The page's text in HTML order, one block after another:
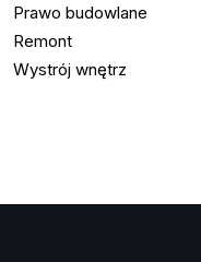
Prawo budowlane
Remont
Wystrój wnętrz